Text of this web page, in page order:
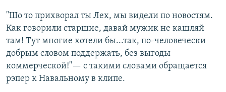
"Шо то прихворал ты Лех, мы видели по новостям.
Как говорили старшие, давай мужик не кашляй
там! Тут многие хотели бы...так, по-человечески
добрым словом поддержать, без выгоды
коммерческой!"— с такими словами обращается
рэпер к Навальному в клипе.